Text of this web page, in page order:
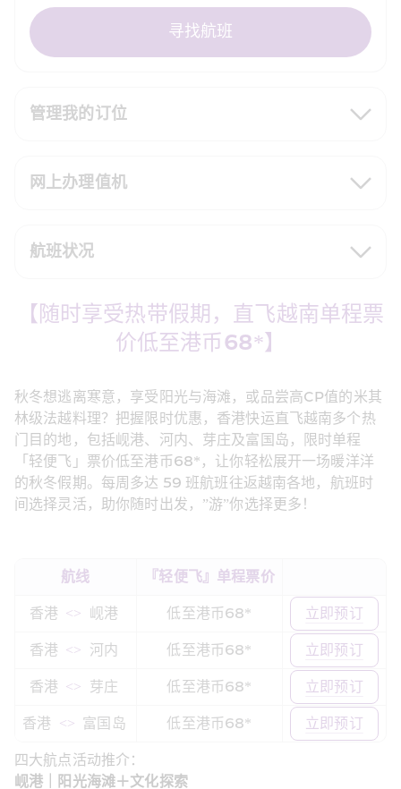
管理我的订位
网上办理值机
航班状况
寻找航班
【随时享受热带假期，直飞越南单程票
价低至港币68*】
秋冬想逃离寒意，享受阳光与海滩，或品尝高CP值的米其
林级法越料理？把握限时优惠，香港快运直飞越南多个热
门目的地，包括岘港、河内、芽庄及富国岛，限时单程
「轻便飞」票价低至港币68*，让你轻松展开一场暖洋洋
的秋冬假期。每周多达 59 班航班往返越南各地，航班时
间选择灵活，助你随时出发，”游”你选择更多！
航线 『轻便飞』单程票价
香港 <> 岘港 低至港币68* 立即预订
香港 <> 河内 低至港币68* 立即预订
香港 <> 芽庄 低至港币68* 立即预订
香港 <> 低至港币68* 立即预订
四大航点活动推介：
岘港｜阳光海滩＋文化探索